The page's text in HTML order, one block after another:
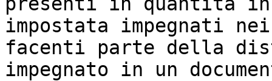
impostata impegnati
facenti parte della
impegnato in un